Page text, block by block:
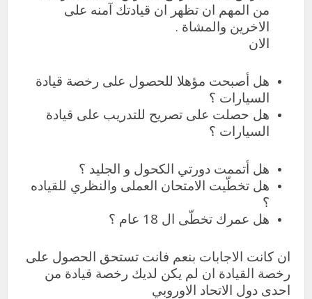
من المهم ان تظهر ان قيادتك آمنه على
الاخرين والمشاة .
الان
هل أصبحت مؤهلا للحصول على رخصة قيادة
السيارات ؟
هل حصلت على تصريح للتدريب على قيادة
السيارات ؟
هل أتممت دورتي الكحول و الجليد ؟
هل تخطّيت الامتحان العملى والنظري للقياده
؟
هل عمرك تخطّى ال 18 عام ؟
ان كانت الاجابات بنعم فانت تستحق الحصول على
رخصة القيادة ان لم يكن لديك رخصة قيادة من
احدى دول الاتحاد الاوروبي